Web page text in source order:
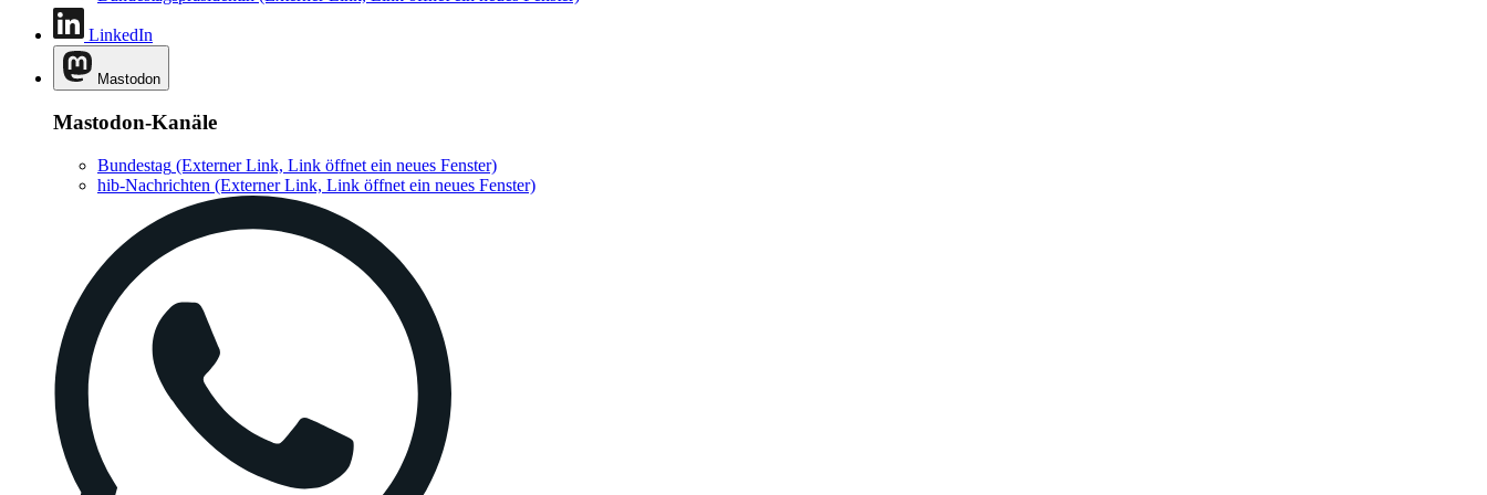
LinkedIn
Mastodon
Mastodon-Kanäle
Bundestag (Externer Link, Link öffnet ein neues Fenster)
hib-Nachrichten (Externer Link, Link öffnet ein neues Fenster)